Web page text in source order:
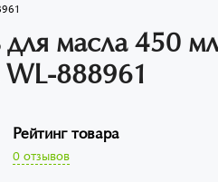
для масла 450
888961
Рейтинг товара
0 отзывов